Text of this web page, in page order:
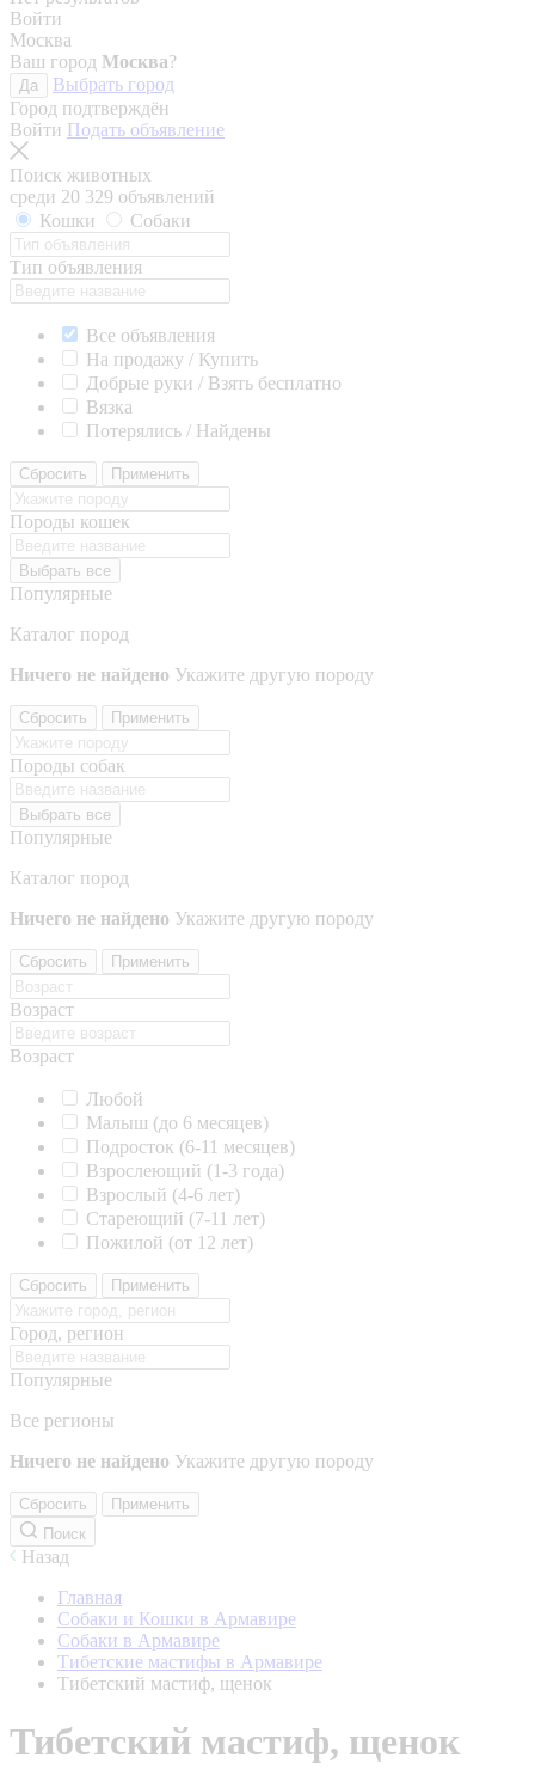
Войти
Москва
Ваш город Москва?
Да
Выбрать город
Город подтверждён
Войти Подать объявление
Поиск животных
среди 20 329 объявлений
Кошки
Собаки
Тип объявления
Все объявления
На продажу / Купить
Добрые руки / Взять бесплатно
Вязка
Потерялись / Найдены
Сбросить Применить
Породы кошек
Выбрать все
Популярные
Каталог пород
Ничего не найдено Укажите другую породу
Сбросить Применить
Породы собак
Выбрать все
Популярные
Каталог пород
Ничего не найдено Укажите другую породу
Сбросить Применить
Возраст
Возраст
Любой
Малыш (до 6 месяцев)
Подросток (6-11 месяцев)
Взрослеющий (1-3 года)
Взрослый (4-6 лет)
Стареющий (7-11 лет)
Пожилой (от 12 лет)
Сбросить Применить
Город, регион
Популярные
Все регионы
Ничего не найдено Укажите другую породу
Сбросить
Применить
Поиск
Назад
Главная
Собаки и Кошки в Армавире
Собаки в Армавире
Тибетские мастифы в Армавире
Тибетский мастиф, щенок
Тибетский мастиф, щенок